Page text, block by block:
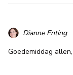
Dianne Enting
Goedemiddag allen,